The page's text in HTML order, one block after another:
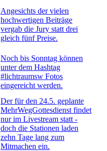
Angesichts der vielen
hochwertigen Beiträge
vergab die Jury statt drei
gleich fünf Preise.
Noch bis Sonntag können
unter dem Hashtag
#lichtraumsw Fotos
eingereicht werden.
Der für den 24.5. geplante
MehrWegGottesdienst findet
nur im Livestream statt -
doch die Stationen laden
zehn Tage lang zum
Mitmachen ein.